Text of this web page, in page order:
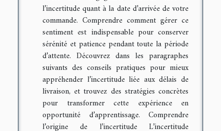
l’incertitude quant à la date d’arrivée de votre
commande. Comprendre comment gérer ce
sentiment est indispensable pour conserver
sérénité et patience pendant toute la période
d’attente. Découvrez dans les paragraphes
suivants des conseils pratiques pour mieux
appréhender l’incertitude liée aux délais de
livraison, et trouvez des stratégies concrètes
pour transformer cette expérience en
opportunité d’apprentissage. Comprendre
l’origine de l’incertitude L’incertitude